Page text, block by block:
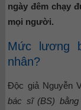
ngày đêm chạy
mọi người.
Mức lương
nhân?
Độc giả Nguyễn
bác sĩ (BS)